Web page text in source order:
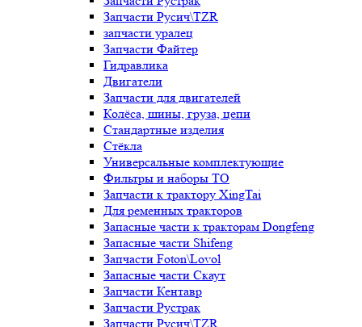
Запчасти Русич\TZR
запчасти уралец
Запчасти Файтер
Гидравлика
Двигатели
Запчасти для двигателей
Колёса, шины, груза, цепи
Стандартные изделия
Стёкла
Универсальные комплектующие
Фильтры и наборы ТО
Запчасти к трактору XingTai
Для ременных тракторов
Запасные части к тракторам Dongfeng
Запасные части Shifeng
Запчасти Foton\Lovol
Запасные части Скаут
Запчасти Кентавр
Запчасти Рустрак
Запчасти Русич\TZR